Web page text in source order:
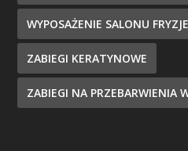
WYPOSAŻENIE SALONU
ZABIEGI KERATYNOWE
ZABIEGI NA PRZEBARWIENIA